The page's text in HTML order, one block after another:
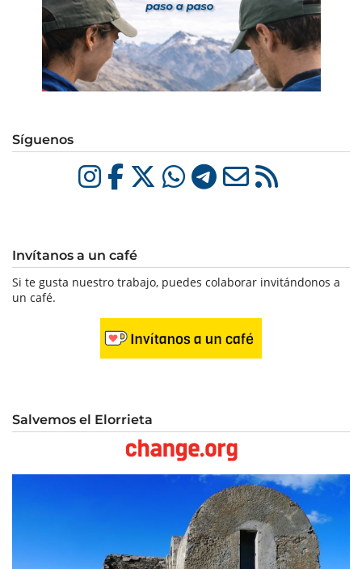
Síguenos
Invítanos a un café
Si te gusta nuestro trabajo, puedes colaborar invitándonos a
un café.
Salvemos el Elorrieta